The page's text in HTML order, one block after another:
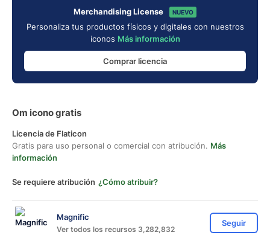
Merchandising License NUEVO
Personaliza tus productos físicos y digitales con nuestros
iconos Más información
Comprar licencia
Om icono gratis
Licencia de Flaticon
Gratis para uso personal o comercial con atribución. Más
información
Se requiere atribución ¿Cómo atribuir?
Magnific
Ver todos los recursos 3,282,832
Seguir